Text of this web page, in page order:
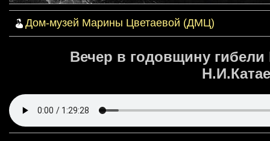
Дом-музей Марины Цветаевой (ДМЦ)
Вечер в годовщину